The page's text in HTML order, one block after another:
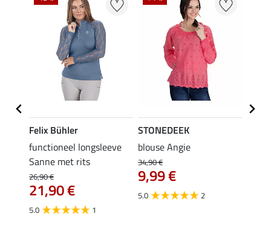
Felix Bühler
functioneel longsleeve
Sanne met rits
26,90 €
21,90 €
5.0 1
STONEDEEK
blouse Angie
34,90 €
9,99 €
5.0 2